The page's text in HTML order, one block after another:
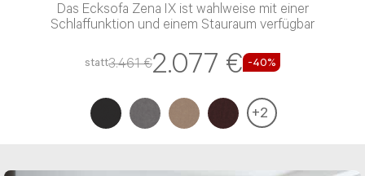
Das Ecksofa Zena IX ist wahlweise mit einer
Schlaffunktion und einem Stauraum verfügbar
statt3.461 €2.077 € -40%
+2